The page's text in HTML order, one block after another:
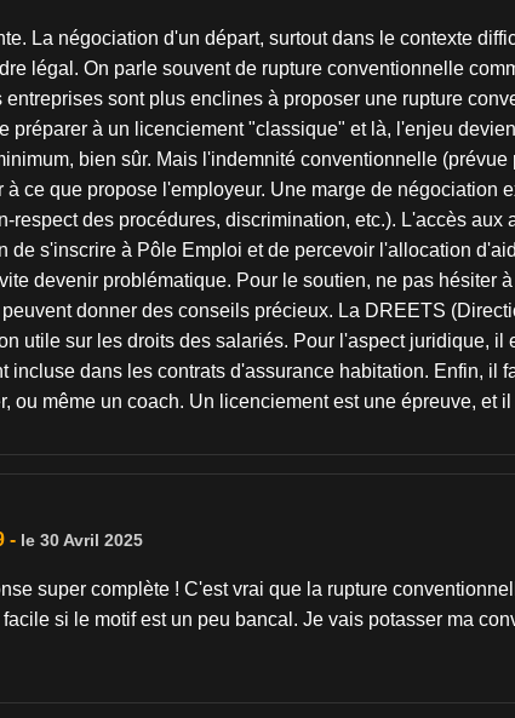
La négociation d'un départ, surtout dans le contexte
légal. On parle souvent de rupture conventionnelle
sont plus enclines à proposer une rupture
préparer à un licenciement "classique" et là, l'enjeu
bien sûr. Mais l'indemnité conventionnelle
à ce que propose l'employeur. Une marge de
respect des procédures, discrimination, etc.). L'accès
de s'inscrire à Pôle Emploi et de percevoir l'allocation
devenir problématique. Pour le soutien, ne pas
donner des conseils précieux. La DREETS
utile sur les droits des salariés. Pour l'aspect juridique,
incluse dans les contrats d'assurance habitation. Enfin, il
ou même un coach. Un licenciement est une épreuve, et
- le 30 Avril 2025
super complète ! C'est vrai que la rupture
si le motif est un peu bancal. Je vais potasser ma